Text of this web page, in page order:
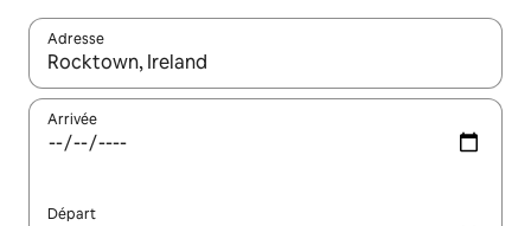
Adresse
Lorsque les résultats s'affichent, utilisez les flèches vers le
Arrivée
Départ